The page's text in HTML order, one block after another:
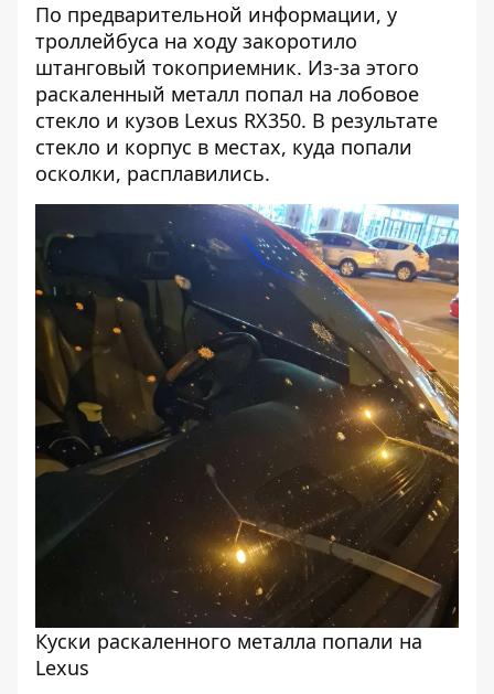
По предварительной информации, у
троллейбуса на ходу закоротило
штанговый токоприемник. Из-за этого
раскаленный металл попал на лобовое
стекло и кузов Lexus RX350. В результате
стекло и корпус в местах, куда попали
осколки, расплавились.
Куски раскаленного металла попали на
Lexus